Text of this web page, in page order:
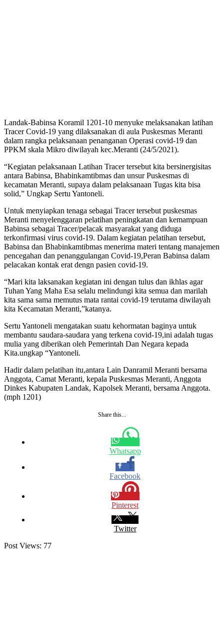
Landak-Babinsa Koramil 1201-10 menyuke melaksanakan latihan
Tracer Covid-19 yang dilaksanakan di aula Puskesmas Meranti
dalam rangka pelaksanaan penanganan Operasi covid-19 dan
PPKM skala Mikro diwilayah kec.Meranti (24/5/2021).
“Kegiatan pelaksanaan Latihan Tracer tersebut kita bersinergisitas
antara Babinsa, Bhabinkamtibmas dan unsur Puskesmas di
kecamatan Meranti, supaya dalam pelaksanaan Tugas kita bisa
solid,” Ungkap Sertu Yantoneli.
Untuk menyiapkan tenaga sebagai Tracer tersebut puskesmas
Meranti menyelenggaran pelatihan peningkatan dan kemampuan
Babinsa sebagai Tracer/pelacak masyarakat yang diduga
terkonfirmasi virus covid-19. Dalam kegiatan pelatihan tersebut,
Babinsa dan Bhabinkamtibmas menerima materi tentang manajemen
pencegahan dan penanggulangan Covid-19,Peran Babinsa dalam
pelacakan kontak erat dengn pasien covid-19.
“Mari kita laksanakan kegiatan ini dengan tulus dan ikhlas agar
Tuhan Yang Maha Esa selalu melindungi kita semua dan marilah
kita sama sama memutus mata rantai covid-19 terutama diwilayah
kita Kecamatan Meranti,”katanya.
Sertu Yantoneli mengatakan suatu kehormatan baginya untuk
membantu saudara-saudara yang terkena covid-19,ini adalah tugas
mulia yang diberikan oleh Pemerintah Dan Negara kepada
Kita.ungkap “Yantoneli.
Hadir dalam pelatihan itu,antara Lain Danramil Meranti bersama
Anggota, Camat Meranti, kepala Puskesmas Meranti, Anggota
Dinkes Kabupaten Landak, Kapolsek Meranti, bersama Anggota.
(mph 1201)
Share this...
Whatsapp
Facebook
Pinterest
Twitter
Post Views: 77